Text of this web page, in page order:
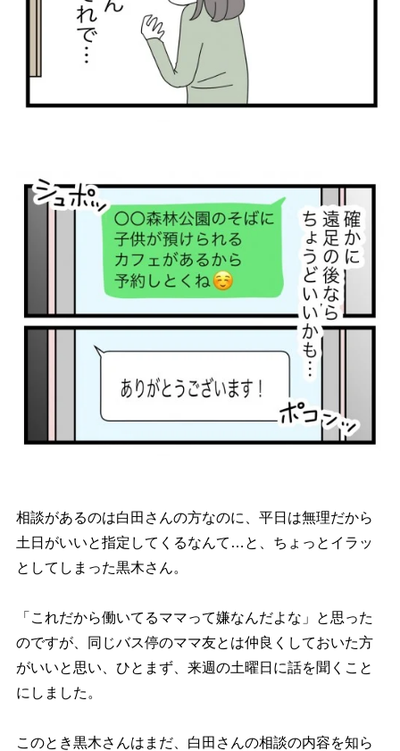
相談があるのは白田さんの方なのに、平日は無理だから
土日がいいと指定してくるなんて…と、ちょっとイラッ
としてしまった黒木さん。
「これだから働いてるママって嫌なんだよな」と思った
のですが、同じバス停のママ友とは仲良くしておいた方
がいいと思い、ひとまず、来週の土曜日に話を聞くこと
にしました。
このとき黒木さんはまだ、白田さんの相談の内容を知ら